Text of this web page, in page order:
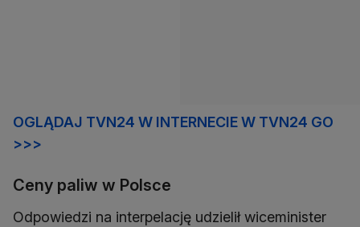
OGLĄDAJ TVN24 W INTERNECIE W TVN24 GO
>>>
Ceny paliw w Polsce
Odpowiedzi na interpelację udzielił wiceminister